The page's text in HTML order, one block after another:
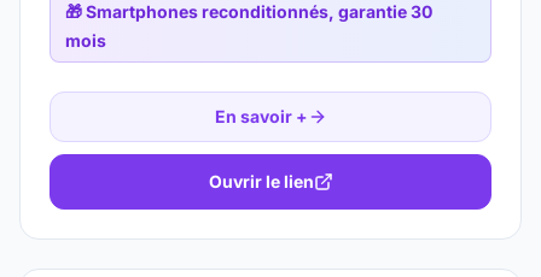
🎁Smartphones reconditionnés, garantie 30
mois
En savoir +
Ouvrir le lien